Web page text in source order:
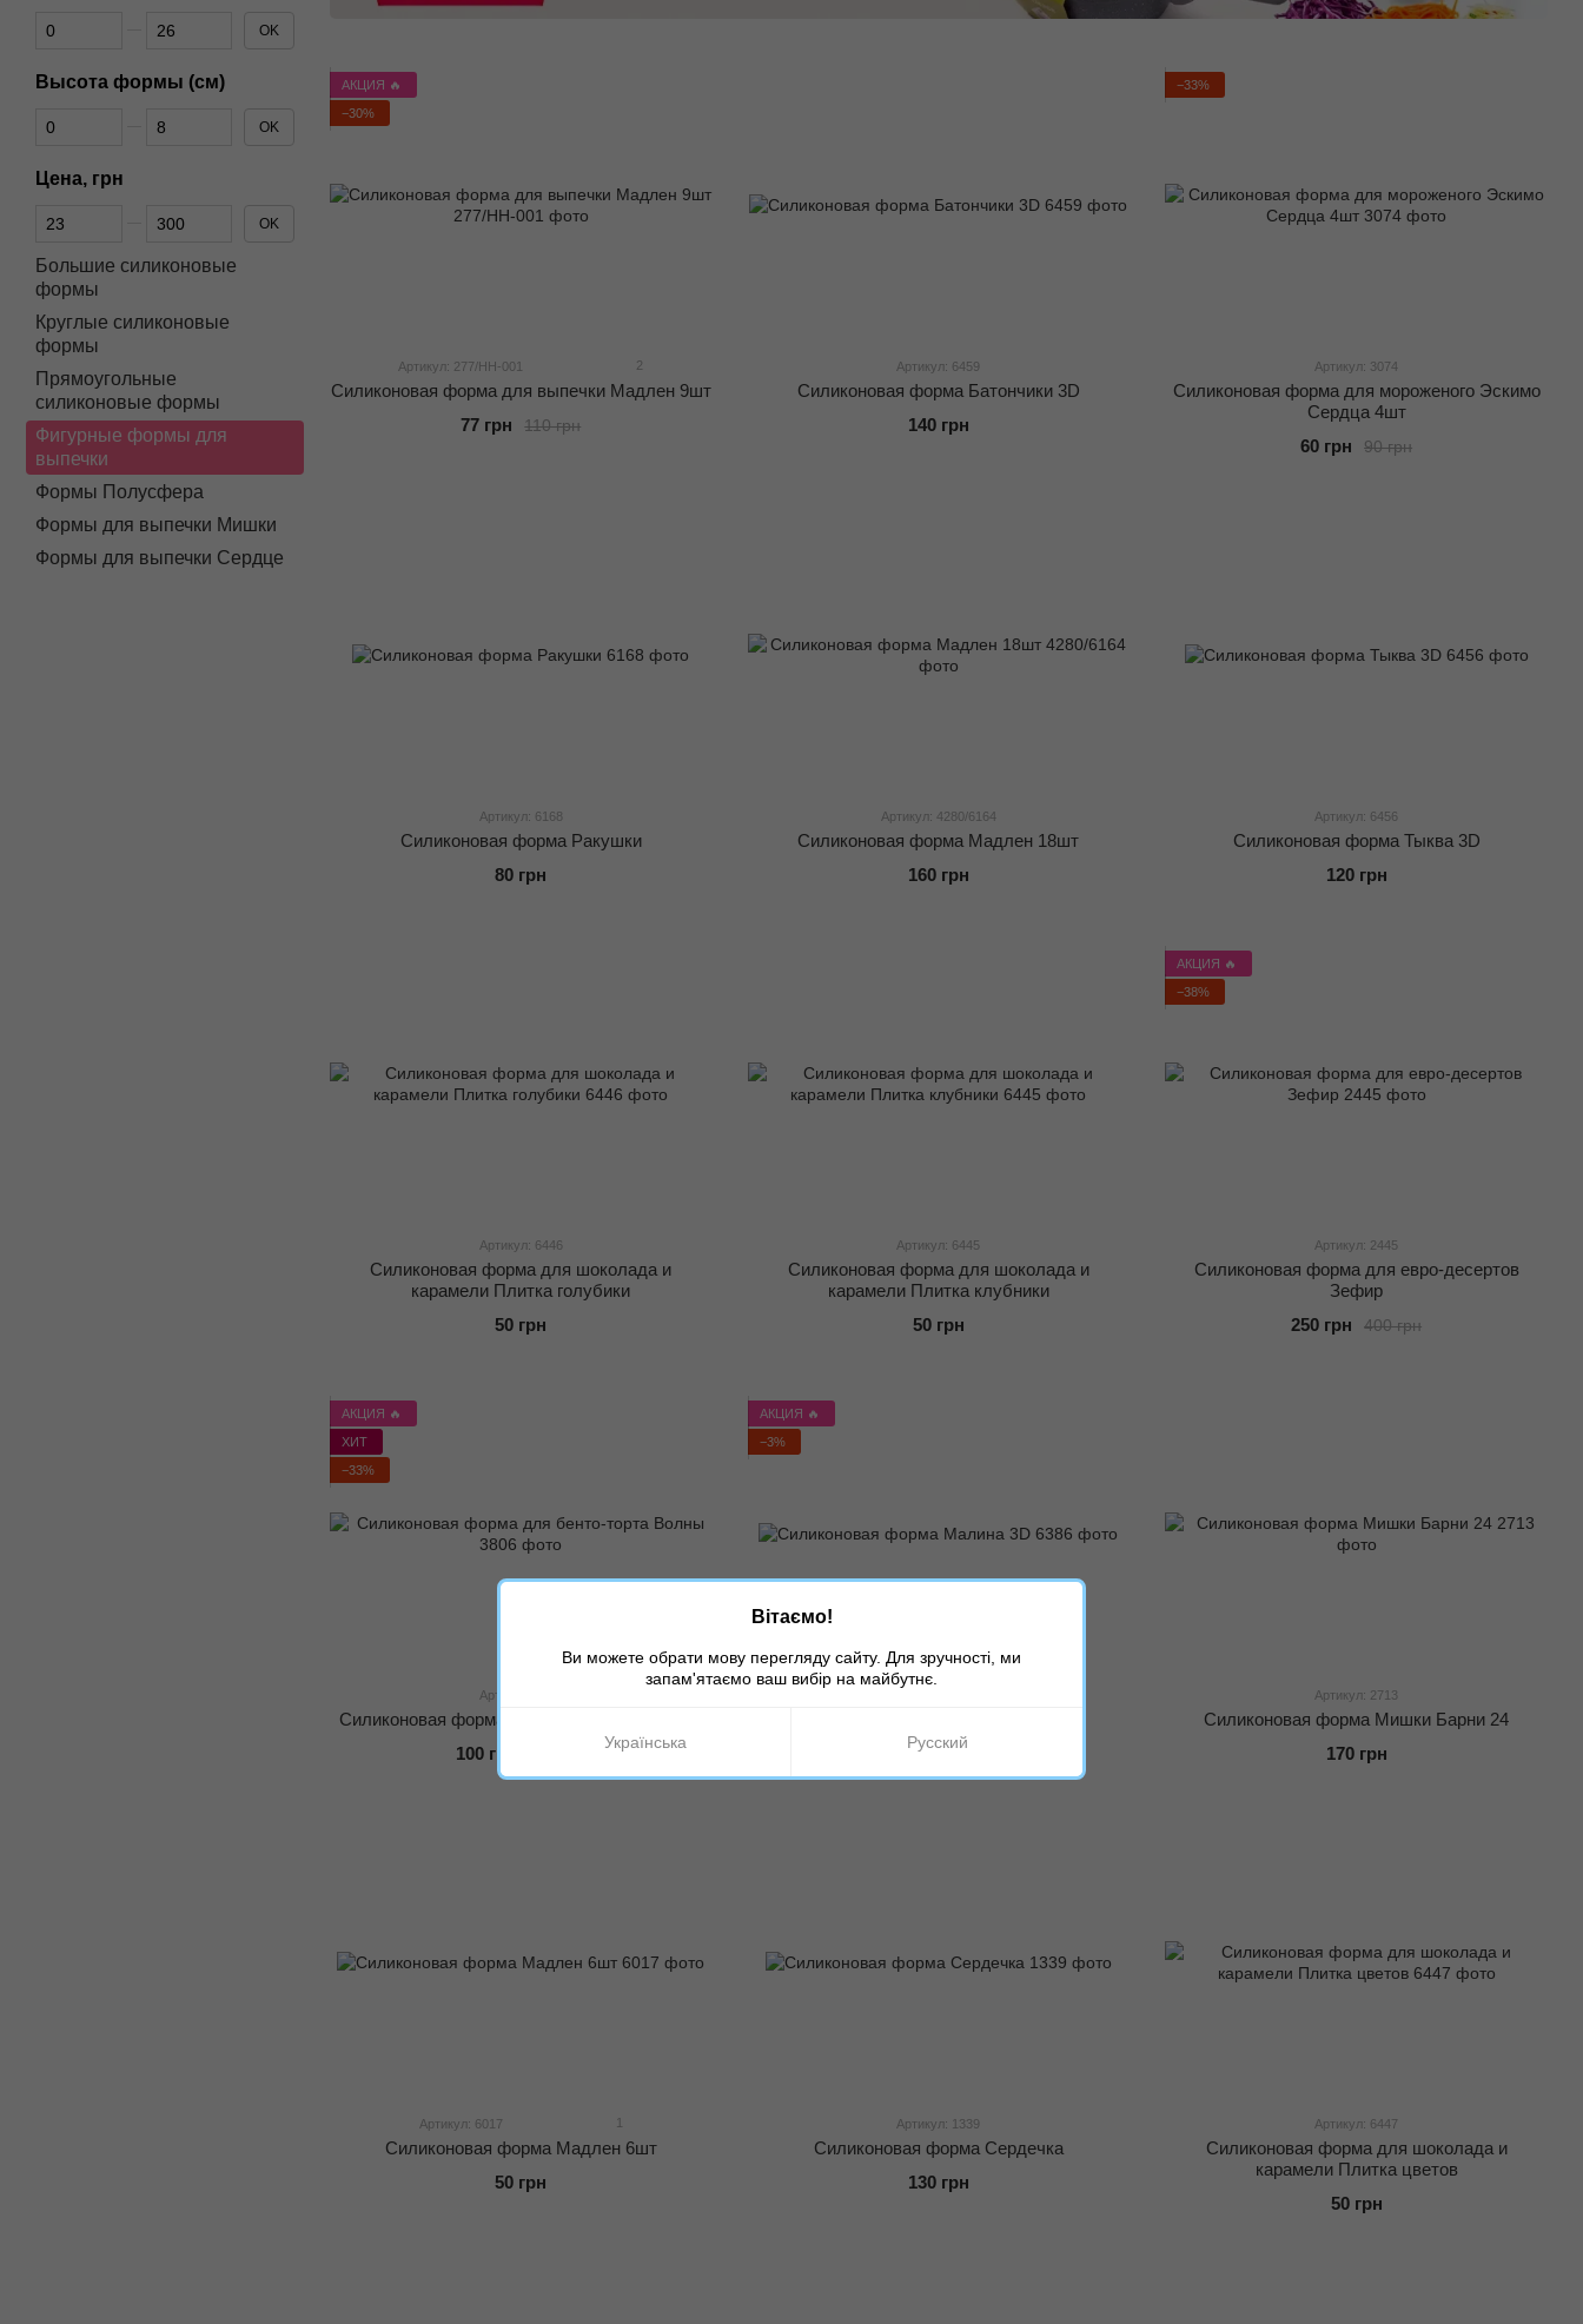
АКЦИЯ 🔥
−30%
Артикул: 277/НН-001 2
Силиконовая форма для выпечки Мадлен 9шт
110 грн
77 грн
Артикул: 6459
Силиконовая форма Батончики 3D
140 грн
−33%
Артикул: 3074
Силиконовая форма для мороженого Эскимо
Сердца 4шт
90 грн
60 грн
Артикул: 6168
Силиконовая форма Ракушки
80 грн
Артикул: 4280/6164
Силиконовая форма Мадлен 18шт
160 грн
Артикул: 6456
Силиконовая форма Тыква 3D
120 грн
Артикул: 6446
Силиконовая форма для шоколада и
карамели Плитка голубики
50 грн
Артикул: 6445
Силиконовая форма для шоколада и
карамели Плитка клубники
50 грн
АКЦИЯ 🔥
−38%
Артикул: 2445
Силиконовая форма для евро-десертов
Зефир
400 грн
250 грн
АКЦИЯ 🔥
ХИТ
−33%
Артикул: 3806
Силиконовая форма для бенто-торта Волны
100 грн
АКЦИЯ 🔥
−3%
300 грн
290 грн
Артикул: 2713
Силиконовая форма Мишки Барни 24
170 грн
Артикул: 6017 1
Силиконовая форма Мадлен 6шт
50 грн
Артикул: 1339
Силиконовая форма Сердечка
130 грн
Артикул: 6447
Силиконовая форма для шоколада и
карамели Плитка цветов
50 грн
От Диаметр формы (см)
До Диаметр формы (см) OK
Высота формы (см)
От Высота формы (см)
До Высота формы (см) OK
Цена, грн
От Цена, грн
До Цена, грн OK
Большие силиконовые
формы
Круглые силиконовые
формы
Прямоугольные
силиконовые формы
Фигурные формы для
выпечки
Формы Полусфера
Формы для выпечки Мишки
Формы для выпечки Сердце
Вітаємо!
Ви можете обрати мову перегляду сайту. Для зручності, ми
запам'ятаємо ваш вибір на майбутнє.
Українська Русский